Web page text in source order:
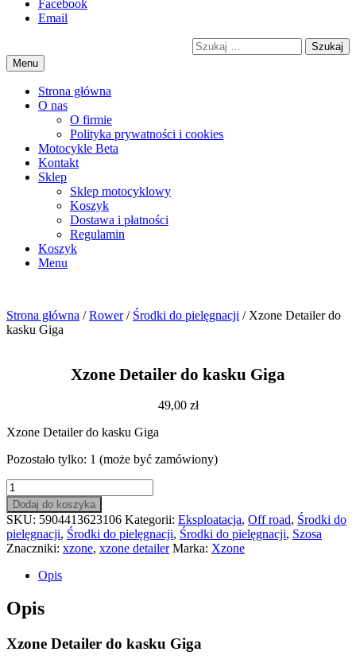
Przejdź
motorex
akcesoria motocyklowe
Facebook
Email
Szukaj
Menu
Strona główna
O nas
O firmie
Polityka prywatności i cookies
Motocykle Beta
Kontakt
Sklep
Sklep motocyklowy
Koszyk
Dostawa i płatności
Regulamin
Menu
Strona główna /Rower/ Środki do pielęgnacji / Xzone Detailer do
kasku Giga
Xzone Detailer do kasku Giga
49,00 zł
Xzone Detailer do kasku Giga
Pozostało tylko: 1 (może być zamówiony)
ilość
Xzone
Detailer
do
kasku
Giga
Dodaj do koszyka
SKU: 5904413623106 Kategorii: Eksploatacja, Off road, Środki do
pielęgnacji, Środki do pielęgnacji, Środki do pielęgnacji, Szosa
Znaczniki: xzone, xzone detailer Marka: Xzone
Opis
Opis
Xzone Detailer do kasku Giga